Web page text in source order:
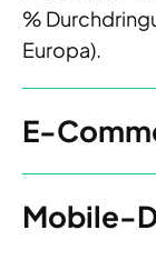
%
Europa).
E-
Mobile-